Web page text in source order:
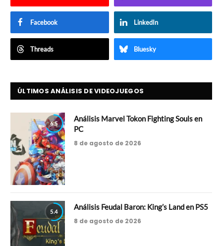
Facebook LinkedIn
Threads Bluesky
ÚLTIMOS ANÁLISIS DE VIDEOJUEGOS
6.5
Análisis Marvel Tokon Fighting Souls en
PC
8 de agosto de 2026
5.4
Análisis Feudal Baron: King’s Land en PS5
8 de agosto de 2026